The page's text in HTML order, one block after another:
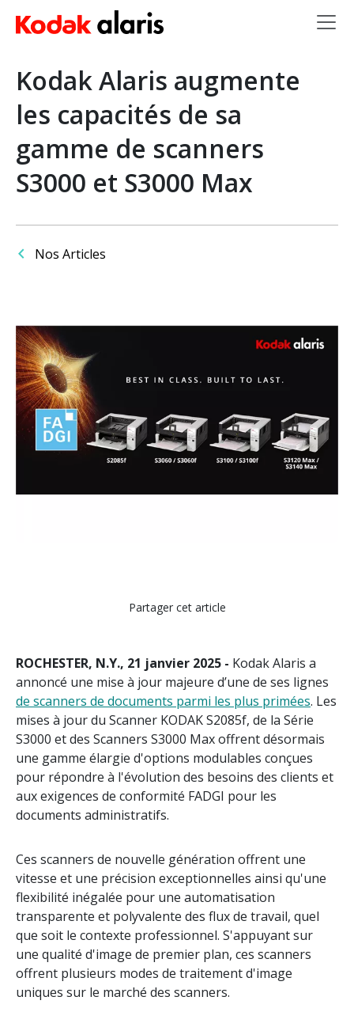
Skip to main content
Kodak Alaris augmente
les capacités de sa
gamme de scanners
S3000 et S3000 Max
Nos Articles
Partager cet article
ROCHESTER, N.Y., 21 janvier 2025 - Kodak Alaris a
annoncé une mise à jour majeure d’une de ses lignes
de scanners de documents parmi les plus primées. Les
mises à jour du Scanner KODAK S2085f, de la Série
S3000 et des Scanners S3000 Max offrent désormais
une gamme élargie d'options modulables conçues
pour répondre à l'évolution des besoins des clients et
auxexigences de conformité FADGI pour les
documents administratifs.
Ces scanners de nouvelle génération offrent une
vitesse et une précision exceptionnelles ainsi qu'une
flexibilité inégalée pour une automatisation
transparente et polyvalente des flux de travail, quel
que soit le contexte professionnel. S'appuyant sur
une qualité d'image de premier plan, ces scanners
offrent plusieurs modes de traitement d'image
uniques sur le marché des scanners.